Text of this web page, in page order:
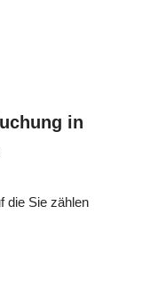
in
die Sie zählen